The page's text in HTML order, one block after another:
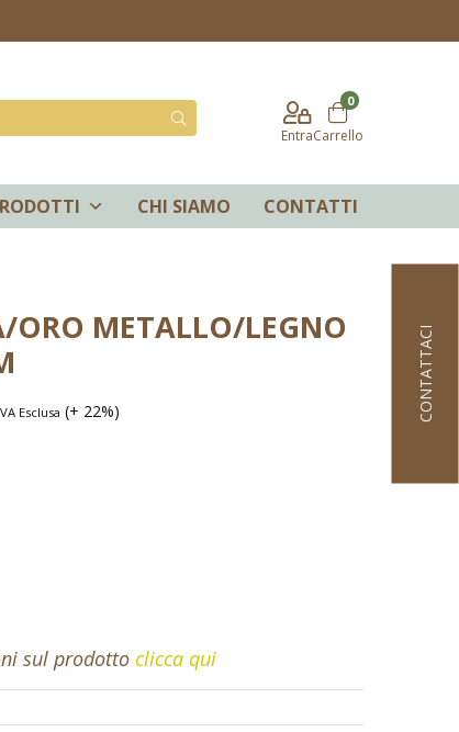
Entra
0
Carrello
CHI SIAMO CONTATTI
ORO METALLO/LEGNO
Esclusa (+ 22%)
sul prodottoclicca qui
CONTATTACI